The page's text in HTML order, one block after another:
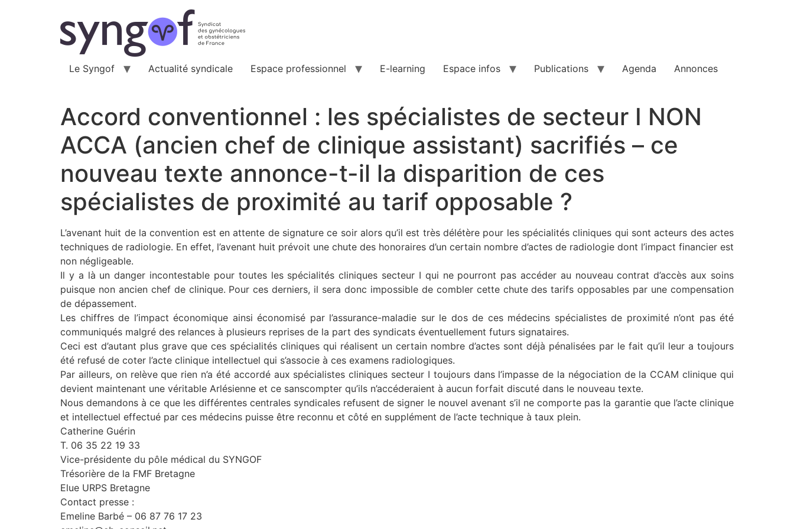
Le Syngof Actualité syndicale Espace professionnel E-learning Espace infos Publications Agenda Annonces
Accord conventionnel : les spécialistes de secteur I NON
ACCA (ancien chef de clinique assistant) sacrifiés – ce
nouveau texte annonce-t-il la disparition de ces
spécialistes de proximité au tarif opposable ?
L’avenant huit de la convention est en attente de signature ce soir alors qu’il est très délétère pour les spécialités cliniques qui sont acteurs des actes
techniques de radiologie. En effet, l’avenant huit prévoit une chute des honoraires d’un certain nombre d’actes de radiologie dont l’impact financier est
non négligeable.
Il y a là un danger incontestable pour toutes les spécialités cliniques secteur I qui ne pourront pas accéder au nouveau contrat d’accès aux soins
puisque non ancien chef de clinique. Pour ces derniers, il sera donc impossible de combler cette chute des tarifs opposables par une compensation
de dépassement.
Les chiffres de l’impact économique ainsi économisé par l’assurance-maladie sur le dos de ces médecins spécialistes de proximité n’ont pas été
communiqués malgré des relances à plusieurs reprises de la part des syndicats éventuellement futurs signataires.
Ceci est d’autant plus grave que ces spécialités cliniques qui réalisent un certain nombre d’actes sont déjà pénalisées par le fait qu’il leur a toujours
été refusé de coter l’acte clinique intellectuel qui s’associe à ces examens radiologiques.
Par ailleurs, on relève que rien n’a été accordé aux spécialistes cliniques secteur I toujours dans l’impasse de la négociation de la CCAM clinique qui
devient maintenant une véritable Arlésienne et ce sanscompter qu’ils n’accéderaient à aucun forfait discuté dans le nouveau texte.
Nous demandons à ce que les différentes centrales syndicales refusent de signer le nouvel avenant s’il ne comporte pas la garantie que l’acte clinique
et intellectuel effectué par ces médecins puisse être reconnu et côté en supplément de l’acte technique à taux plein.
Catherine Guérin
T. 06 35 22 19 33
Vice-présidente du pôle médical du SYNGOF
Trésorière de la FMF Bretagne
Elue URPS Bretagne
Contact presse :
Emeline Barbé – 06 87 76 17 23